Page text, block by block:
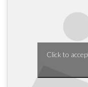
Click to